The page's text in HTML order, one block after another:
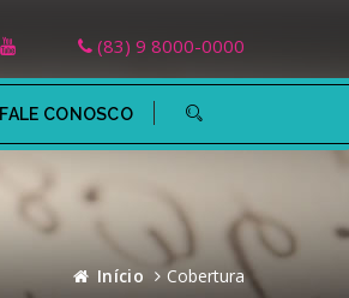
(83) 9 8000-0000
FALE CONOSCO
Início Cobertura